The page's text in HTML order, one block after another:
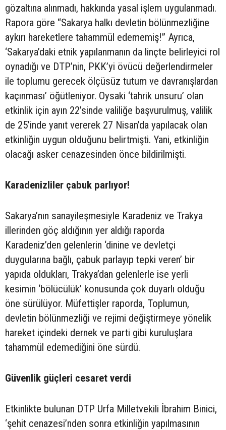
gözaltına alınmadı, hakkında yasal işlem uygulanmadı.
Rapora göre “Sakarya halkı devletin bölünmezliğine
aykırı hareketlere tahammül edememiş!” Ayrıca,
‘Sakarya’daki etnik yapılanmanın da linçte belirleyici rol
oynadığı ve DTP’nin, PKK’yi övücü değerlendirmeler
ile toplumu gerecek ölçüsüz tutum ve davranışlardan
kaçınması’ öğütleniyor. Oysaki ‘tahrik unsuru’ olan
etkinlik için ayın 22’sinde valiliğe başvurulmuş, valilik
de 25’inde yanıt vererek 27 Nisan’da yapılacak olan
etkinliğin uygun olduğunu belirtmişti. Yani, etkinliğin
olacağı asker cenazesinden önce bildirilmişti.
Karadenizliler çabuk parlıyor!
Sakarya’nın sanayileşmesiyle Karadeniz ve Trakya
illerinden göç aldığının yer aldığı raporda
Karadeniz’den gelenlerin ‘dinine ve devletçi
duygularına bağlı, çabuk parlayıp tepki veren’ bir
yapıda oldukları, Trakya’dan gelenlerle ise yerli
kesimin ‘bölücülük’ konusunda çok duyarlı olduğu
öne sürülüyor. Müfettişler raporda, Toplumun,
devletin bölünmezliği ve rejimi değiştirmeye yönelik
hareket içindeki dernek ve parti gibi kuruluşlara
tahammül edemediğini öne sürdü.
Güvenlik güçleri cesaret verdi
Etkinlikte bulunan DTP Urfa Milletvekili İbrahim Binici,
‘şehit cenazesi’nden sonra etkinliğin yapılmasının